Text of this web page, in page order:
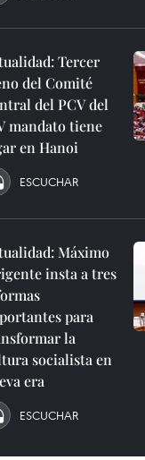
Tercer
del Comité
del PCV del
mandato tiene
en Hanoi
ESCUCHAR
Máximo
insta a tres
para
la
socialista en
era
ESCUCHAR